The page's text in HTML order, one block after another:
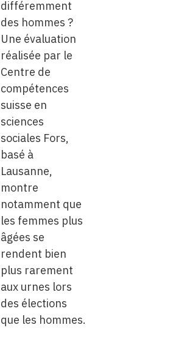
différemment
des hommes ?
Une évaluation
réalisée par le
Centre de
compétences
suisse en
sciences
sociales Fors,
basé à
Lausanne,
montre
notamment que
les femmes plus
âgées se
rendent bien
plus rarement
aux urnes lors
des élections
que les hommes.